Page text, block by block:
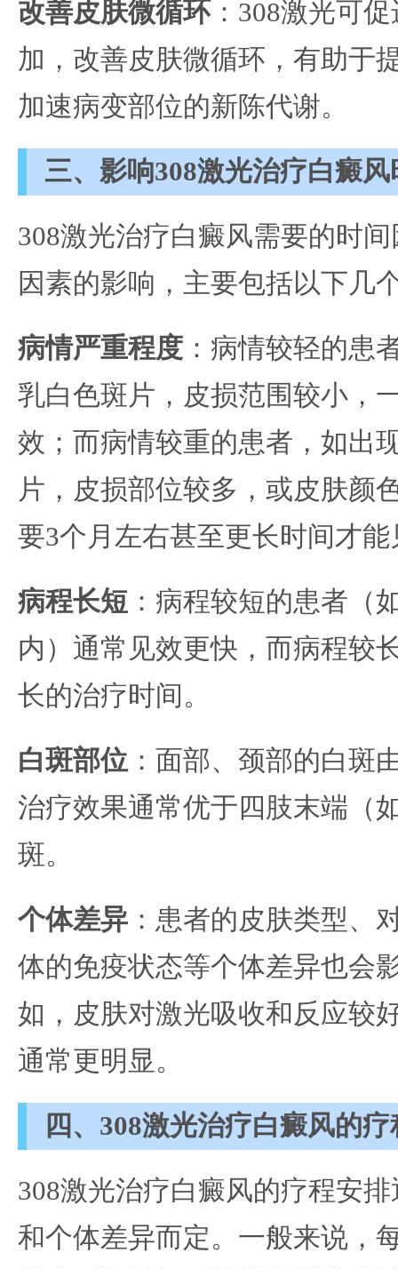
改善皮肤微循环 ：308激光可
加，改善皮肤微循环，有助于
加速病变部位的新陈代谢。
三、影响308激光治疗白癜
308激光治疗白癜风需要的时
因素的影响，主要包括以下几
病情严重程度 ：病情较轻的患
乳白色斑片，皮损范围较小，
效；而病情较重的患者，如出
片，皮损部位较多，或皮肤颜
要3个月左右甚至更长时间才能
病程长短 ：病程较短的患者（
内）通常见效更快，而病程较
长的治疗时间。
白斑部位：面部、颈部的白斑
治疗效果通常优于四肢末端（
斑。
个体差异 ：患者的皮肤类型、
体的免疫状态等个体差异也会
如，皮肤对激光吸收和反应较
通常更明显。
四、308激光治疗白癜风的
308激光治疗白癜风的疗程安
和个体差异而定。一般来说，